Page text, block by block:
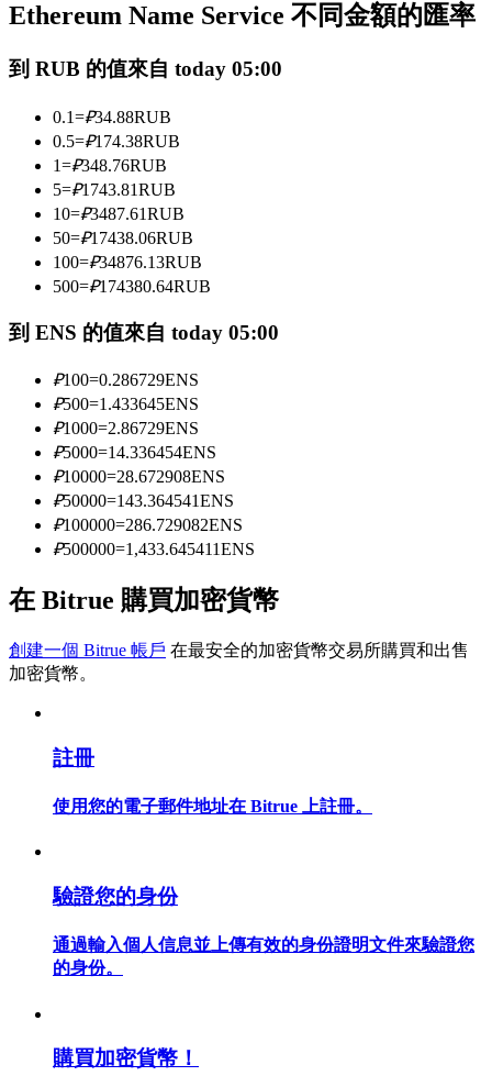
成為跟單交易員
坐享盈利分成和跟單分傭
合約資訊
包含交易情況等的大數據分析
合約功能使用指南
交易策略
Ethereum Name Service 不同金額的匯率
到 RUB 的值來自 today 05:00
0.1=₽34.88RUB
0.5=₽174.38RUB
1=₽348.76RUB
5=₽1743.81RUB
10=₽3487.61RUB
50=₽17438.06RUB
100=₽34876.13RUB
500=₽174380.64RUB
到 ENS 的值來自 today 05:00
₽100=0.286729ENS
₽500=1.433645ENS
₽1000=2.86729ENS
₽5000=14.336454ENS
₽10000=28.672908ENS
₽50000=143.364541ENS
₽100000=286.729082ENS
₽500000=1,433.645411ENS
在 Bitrue 購買加密貨幣
創建一個 Bitrue 帳戶 在最安全的加密貨幣交易所購買和出售
加密貨幣。
註冊
使用您的電子郵件地址在 Bitrue 上註冊。
驗證您的身份
通過輸入個人信息並上傳有效的身份證明文件來驗證您
的身份。
購買加密貨幣！